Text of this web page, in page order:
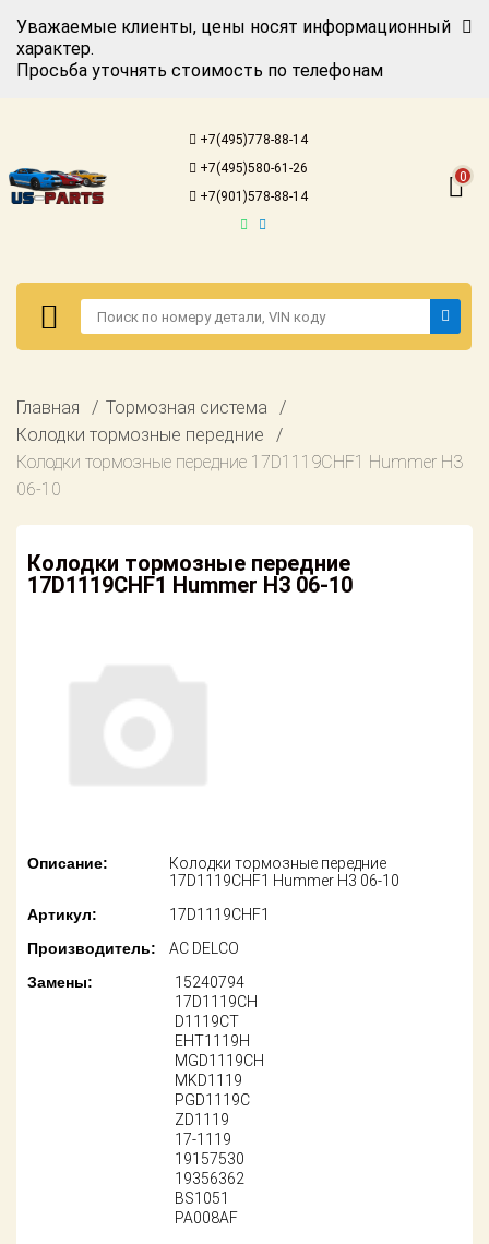
Уважаемые клиенты, цены носят информационный
характер.
Просьба уточнять стоимость по телефонам
+7(495)778-88-14
+7(495)580-61-26
+7(901)578-88-14
0
Авторизация
американских
автомобилей
запросу
техобслуживание
Доставка
Оплата
Возврат
Контакты
Регистрация
Каталог для
американских
Онлайн каталоги
- любые
Поставщикам
Главная
Тормозная система
Колодки тормозные передние
Колодки тормозные передние 17D1119CHF1 Hummer H3
06-10
Колодки тормозные передние
17D1119CHF1 Hummer H3 06-10
Описание:
Колодки тормозные передние
17D1119CHF1 Hummer H3 06-10
Артикул:
17D1119CHF1
Производитель:
AC DELCO
Замены:
15240794
17D1119CH
D1119CT
EHT1119H
MGD1119CH
MKD1119
PGD1119C
ZD1119
17-1119
19157530
19356362
BS1051
PA008AF